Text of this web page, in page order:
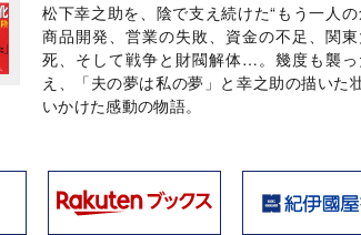
松下幸之助を、陰で支え続けた“もう一人
商品開発、営業の失敗、資金の不足、関
死、そして戦争と財閥解体…。幾度も襲
え、「夫の夢は私の夢」と幸之助の描いた
いかけた感動の物語。